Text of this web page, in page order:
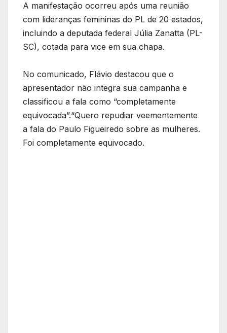
A manifestação ocorreu após uma reunião
com lideranças femininas do PL de 20 estados,
incluindo a deputada federal Júlia Zanatta (PL-
SC), cotada para vice em sua chapa.
No comunicado, Flávio destacou que o
apresentador não integra sua campanha e
classificou a fala como “completamente
equivocada”.“Quero repudiar veementemente
a fala do Paulo Figueiredo sobre as mulheres.
Foi completamente equivocado.